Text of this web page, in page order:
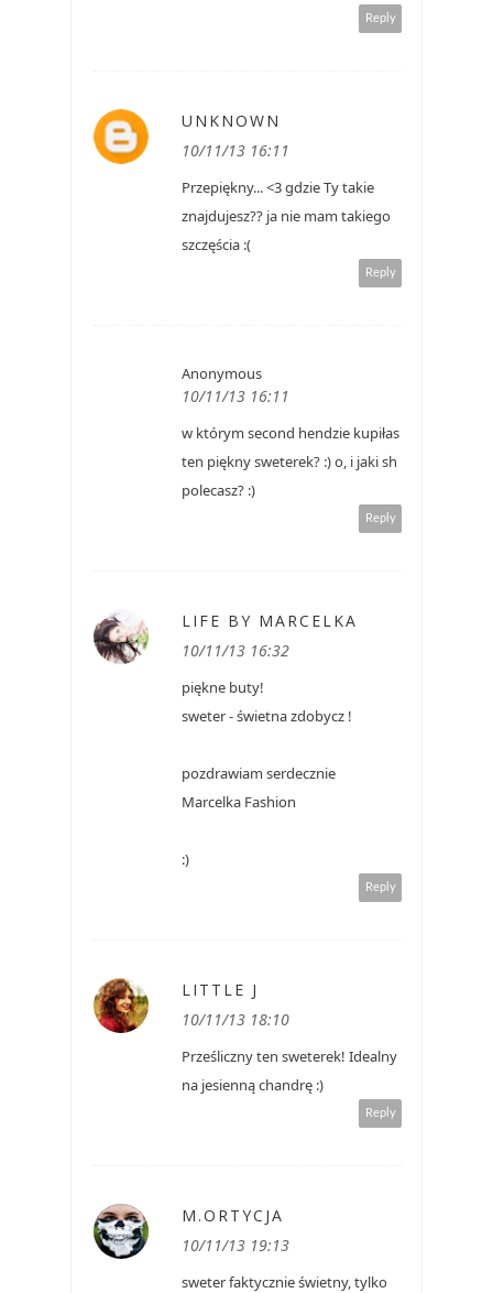
Reply
UNKNOWN
10/11/13 16:11
Przepiękny... <3 gdzie Ty takie
znajdujesz?? ja nie mam takiego
szczęścia :(
Reply
Anonymous
10/11/13 16:11
w którym second hendzie kupiłas
ten piękny sweterek? :) o, i jaki sh
polecasz? :)
Reply
LIFE BY MARCELKA
10/11/13 16:32
piękne buty!
sweter - świetna zdobycz !
pozdrawiam serdecznie
Marcelka Fashion
:)
Reply
LITTLE J
10/11/13 18:10
Prześliczny ten sweterek! Idealny
na jesienną chandrę :)
Reply
M.ORTYCJA
10/11/13 19:13
sweter faktycznie świetny, tylko